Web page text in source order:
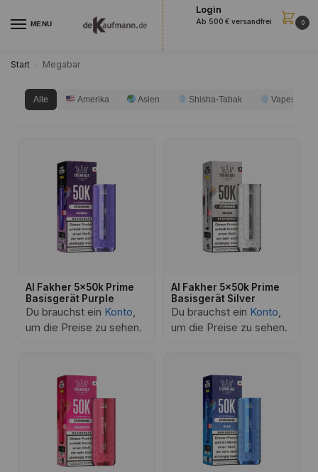
MENU
Login
Ab 500 € versandfrei 0
Start / Megabar
Alle Amerika Asien Shisha-Tabak Vapes
Al Fakher 5x50k Prime
Basisgerät Purple
Du brauchst ein Konto,
um die Preise zu sehen.
Al Fakher 5x50k Prime
Basisgerät Silver
Du brauchst ein Konto,
um die Preise zu sehen.